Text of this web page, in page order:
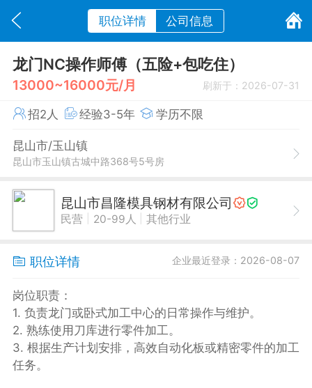
职位详情 公司信息
龙门NC操作师傅（五险+包吃住）
13000~16000元/月 刷新于：2026-07-31
招2人 经验3-5年 学历不限
昆山市/玉山镇
昆山市玉山镇古城中路368号5号房
昆山市昌隆模具钢材有限公司
民营 20-99人 其他行业
职位详情 企业最近登录：2026-08-07
岗位职责：
1. 负责龙门或卧式加工中心的日常操作与维护。
2. 熟练使用刀库进行零件加工。
3. 根据生产计划安排，高效自动化板或精密零件的加工
任务。